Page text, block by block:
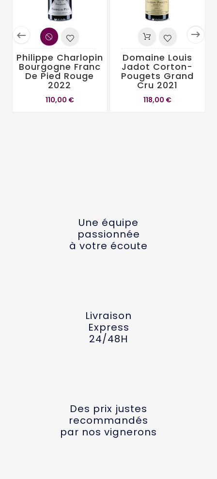
 
Philippe Charlopin
Bourgogne Franc
De Pied Rouge
2022
110,00 €
Domaine Louis
Jadot Corton-
Pougets Grand
Cru 2021
118,00 €
Une équipe
passionnée
à votre écoute
Livraison
Express
24/48H
Des prix justes
recommandés
par nos vignerons